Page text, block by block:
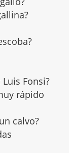
Fonsi?
rápido
calvo?